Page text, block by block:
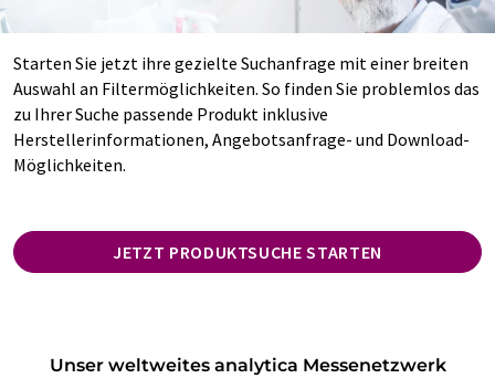
Starten Sie jetzt ihre gezielte Suchanfrage mit einer breiten
Auswahl an Filtermöglichkeiten. So finden Sie problemlos das
zu Ihrer Suche passende Produkt inklusive
Herstellerinformationen, Angebotsanfrage- und Download-
Möglichkeiten.
JETZT PRODUKTSUCHE STARTEN
Unser weltweites analytica Messenetzwerk